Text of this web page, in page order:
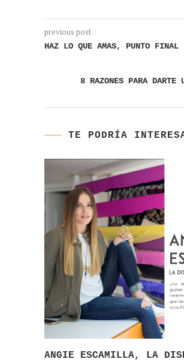
previous post
HAZ LO QUE AMAS, PUNTO FINAL
8 RAZONES PARA DARTE
TE PODRÍA
ANGIE ESCAMILLA, LA